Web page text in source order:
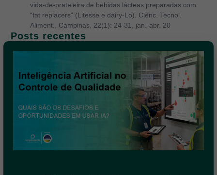
vida-de-prateleira de bebidas lácteas preparadas com
“fat replacers” (Litesse e dairy-Lo). Ciênc. Tecnol.
Aliment., Campinas, 22(1): 24-31, jan.-abr. 20
Posts recentes